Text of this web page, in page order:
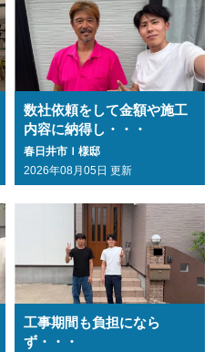
数社依頼をして金額や施工
内容に納得し・・・
春日井市Ｉ様邸
2026年08月05日 更新
工事期間も負担になら
ず・・・